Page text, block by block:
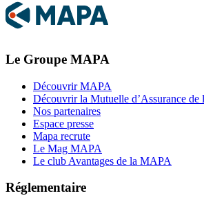
Le Groupe MAPA
Découvrir MAPA
Découvrir la Mutuelle d’Assurance de
Nos partenaires
Espace presse
Mapa recrute
Le Mag MAPA
Le club Avantages de la MAPA
Réglementaire